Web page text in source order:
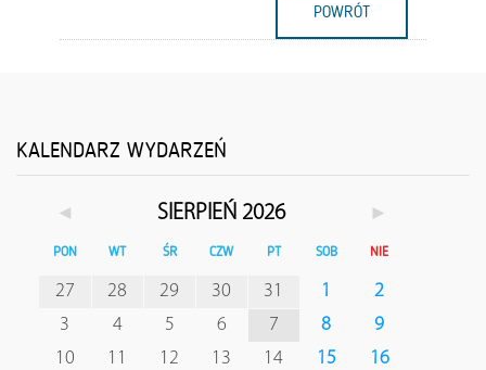
POWRÓT
KALENDARZ WYDARZEŃ
◄ SIERPIEŃ 2026 ►
PON WT ŚR CZW PT SOB NIE
27 28 29 30 31 1
2
3
4 5 6 7 8
9
10
11 12 13 14 15
16